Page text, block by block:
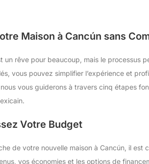
Maison à Cancún sans
un rêve pour beaucoup, mais le processus
vous pouvez simplifier l’expérience et
vous guiderons à travers cinq étapes
Votre Budget
de votre nouvelle maison à Cancún, il est
vos économies et les options de